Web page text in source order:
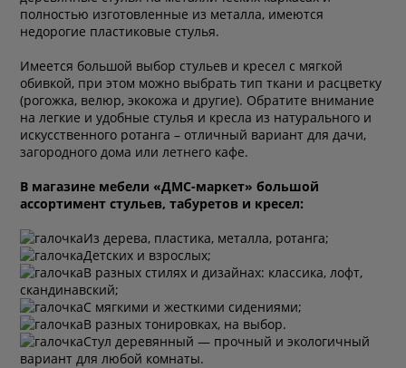
полностью изготовленные из металла, имеются
недорогие пластиковые стулья.
Имеется большой выбор стульев и кресел с мягкой
обивкой, при этом можно выбрать тип ткани и расцветку
(рогожка, велюр, экокожа и другие). Обратите внимание
на легкие и удобные стулья и кресла из натурального и
искусственного ротанга – отличный вариант для дачи,
загородного дома или летнего кафе.
В магазине мебели «ДМС-маркет» большой
ассортимент стульев, табуретов и кресел:
Из дерева, пластика, металла, ротанга;
Детских и взрослых;
В разных стилях и дизайнах: классика, лофт,
скандинавский;
С мягкими и жесткими сидениями;
В разных тонировках, на выбор.
Стул деревянный — прочный и экологичный
вариант для любой комнаты.